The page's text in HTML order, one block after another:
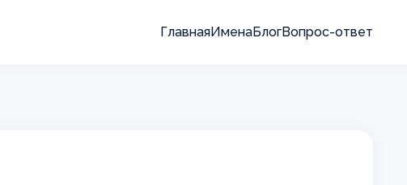
ГлавнаяИменаБлогВопрос-ответ